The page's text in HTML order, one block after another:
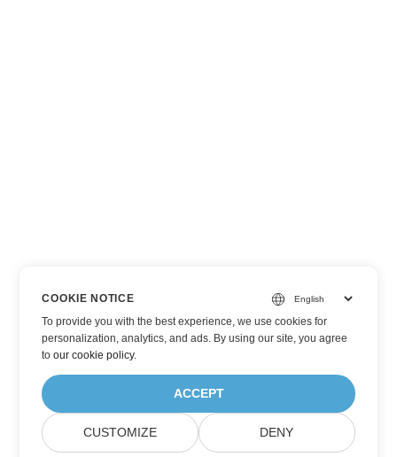
COOKIE NOTICE
To provide you with the best experience, we use cookies for
personalization, analytics, and ads. By using our site, you agree
toour cookie policy.
ACCEPT
CUSTOMIZE DENY